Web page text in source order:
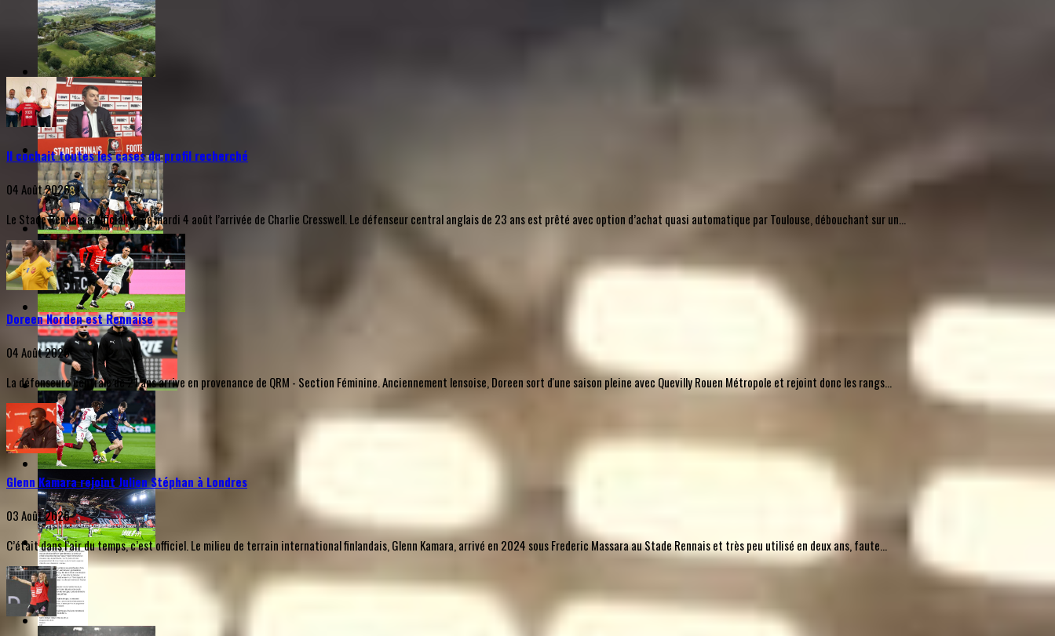
Il cochait toutes les cases du profil recherché
04 Août 2026
Le Stade Rennais a officialisé ce mardi 4 août l’arrivée de Charlie Cresswell. Le défenseur central anglais de 23 ans est prêté avec option d’achat quasi automatique par Toulouse, débouchant sur un...
Doreen Norden est Rennaise
04 Août 2026
La défenseure centrale de 21 ans arrive en provenance de QRM - Section Féminine. Anciennement lensoise, Doreen sort d'une saison pleine avec Quevilly Rouen Métropole et rejoint donc les rangs...
Glenn Kamara rejoint Julien Stéphan à Londres
03 Août 2026
C’était dans l’air du temps, c’est officiel. Le milieu de terrain international finlandais, Glenn Kamara, arrivé en 2024 sous Frederic Massara au Stade Rennais et très peu utilisé en deux ans, faute...